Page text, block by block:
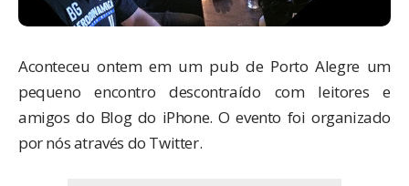
Aconteceu ontem em um pub de Porto Alegre um
pequeno encontro descontraído com leitores e
amigos do Blog do iPhone. O evento foi organizado
por nós através do Twitter.